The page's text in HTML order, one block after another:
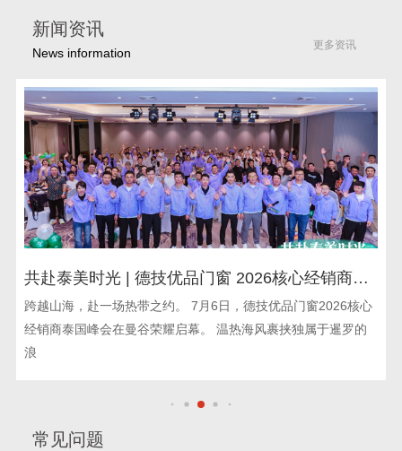
更多资讯
新闻资讯
News information
共赴泰美时光 | 德技优品门窗 2026核心经销商峰
会荣耀启幕
跨越山海，赴一场热带之约。 7月6日，德技优品门窗2026核心
经销商泰国峰会在曼谷荣耀启幕。 温热海风裹挟独属于暹罗的
浪
常见问题